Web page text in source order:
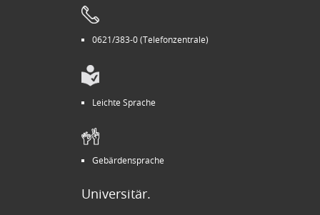
0621/383-0 (Telefonzentrale)
Leichte Sprache
Gebärdensprache
Universitär.